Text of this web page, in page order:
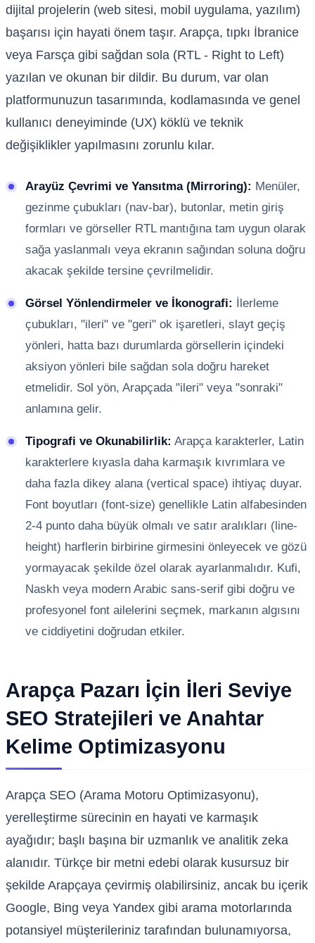
dijital projelerin (web sitesi, mobil uygulama, yazılım)
başarısı için hayati önem taşır. Arapça, tıpkı İbranice
veya Farsça gibi sağdan sola (RTL - Right to Left)
yazılan ve okunan bir dildir. Bu durum, var olan
platformunuzun tasarımında, kodlamasında ve genel
kullanıcı deneyiminde (UX) köklü ve teknik
değişiklikler yapılmasını zorunlu kılar.
Arayüz Çevrimi ve Yansıtma (Mirroring): Menüler,
gezinme çubukları (nav-bar), butonlar, metin giriş
formları ve görseller RTL mantığına tam uygun olarak
sağa yaslanmalı veya ekranın sağından soluna doğru
akacak şekilde tersine çevrilmelidir.
Görsel Yönlendirmeler ve İkonografi:
İlerleme
çubukları, "ileri" ve "geri" ok işaretleri, slayt geçiş
yönleri, hatta bazı durumlarda görsellerin içindeki
aksiyon yönleri bile sağdan sola doğru hareket
etmelidir. Sol yön, Arapçada "ileri" veya "sonraki"
anlamına gelir.
Tipografi ve Okunabilirlik: Arapça karakterler, Latin
karakterlere kıyasla daha karmaşık kıvrımlara ve
daha fazla dikey alana (vertical space) ihtiyaç duyar.
Font boyutları (font-size) genellikle Latin alfabesinden
2-4 punto daha büyük olmalı ve satır aralıkları (line-
height) harflerin birbirine girmesini önleyecek ve gözü
yormayacak şekilde özel olarak ayarlanmalıdır. Kufi,
Naskh veya modern Arabic sans-serif gibi doğru ve
profesyonel font ailelerini seçmek, markanın algısını
ve ciddiyetini doğrudan etkiler.
Arapça Pazarı İçin İleri Seviye
SEO Stratejileri ve Anahtar
Kelime Optimizasyonu
Arapça SEO (Arama Motoru Optimizasyonu),
yerelleştirme sürecinin en hayati ve karmaşık
ayağıdır; başlı başına bir uzmanlık ve analitik zeka
alanıdır. Türkçe bir metni edebi olarak kusursuz bir
şekilde Arapçaya çevirmiş olabilirsiniz, ancak bu içerik
Google, Bing veya Yandex gibi arama motorlarında
potansiyel müşterileriniz tarafından bulunamıyorsa,